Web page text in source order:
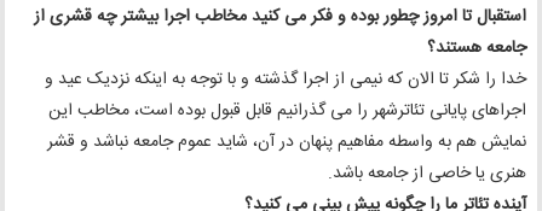
استقبال تا امروز چطور بوده و فکر می کنید مخاطب اجرا بیشتر چه قشری از
جامعه هستند؟
خدا را شکر تا الان که نیمی از اجرا گذشته و با توجه به اینکه نزدیک عید و
اجراهای پایانی تئاترشهر را می گذرانیم قابل قبول بوده است، مخاطب این
نمایش هم به واسطه مفاهیم پنهان در آن، شاید عموم جامعه نباشد و قشر
هنری یا خاصی از جامعه باشد.
آینده تئاتر ما را چگونه پیش بینی می کنید؟